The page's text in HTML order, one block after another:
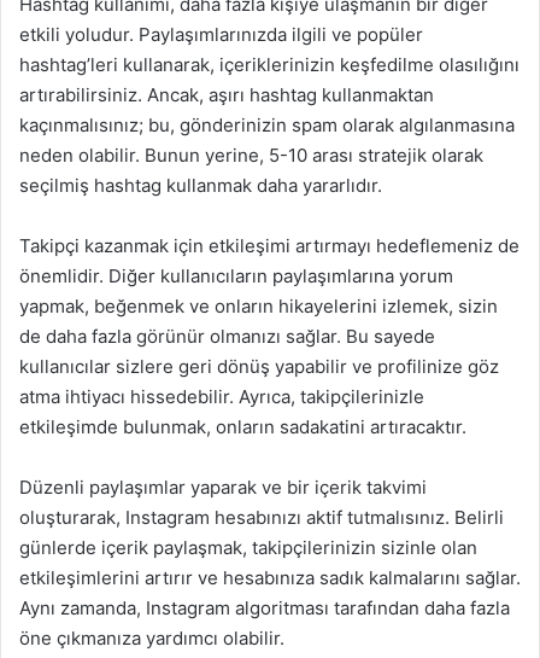
etkili yoludur. Paylaşımlarınızda ilgili ve popüler
hashtag’leri kullanarak, içeriklerinizin keşfedilme olasılığını
artırabilirsiniz. Ancak, aşırı hashtag kullanmaktan
kaçınmalısınız; bu, gönderinizin spam olarak algılanmasına
neden olabilir. Bunun yerine, 5-10 arası stratejik olarak
seçilmiş hashtag kullanmak daha yararlıdır.
Takipçi kazanmak için etkileşimi artırmayı hedeflemeniz de
önemlidir. Diğer kullanıcıların paylaşımlarına yorum
yapmak, beğenmek ve onların hikayelerini izlemek, sizin
de daha fazla görünür olmanızı sağlar. Bu sayede
kullanıcılar sizlere geri dönüş yapabilir ve profilinize göz
atma ihtiyacı hissedebilir. Ayrıca, takipçilerinizle
etkileşimde bulunmak, onların sadakatini artıracaktır.
Düzenli paylaşımlar yaparak ve bir içerik takvimi
oluşturarak, Instagram hesabınızı aktif tutmalısınız. Belirli
günlerde içerik paylaşmak, takipçilerinizin sizinle olan
etkileşimlerini artırır ve hesabınıza sadık kalmalarını sağlar.
Aynı zamanda, Instagram algoritması tarafından daha fazla
öne çıkmanıza yardımcı olabilir.